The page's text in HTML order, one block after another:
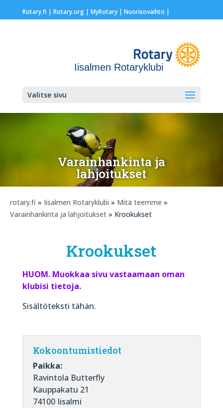
Rotary.fi | Rotary.org| MyRotary | Nuorisovaihto |
Iisalmen Rotaryklubi
Valitse sivu
Varainhankinta ja
lahjoitukset
rotary.fi » Iisalmen Rotaryklubi » Mitä teemme »
Varainhankinta ja lahjoitukset » Krookukset
Krookukset
HUOM. Muokkaa sivu vastaamaan oman
klubisi tietoja.
Sisältöteksti tähän.
Kokoontumistiedot
Paikka:
Ravintola Butterfly
Kauppakatu 21
74100 Iisalmi